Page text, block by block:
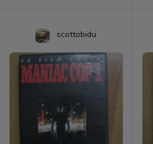
scottobidu